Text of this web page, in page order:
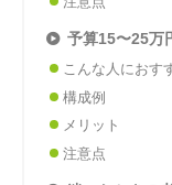
予算15〜25万
こんな人におす
構成例
メリット
注意点